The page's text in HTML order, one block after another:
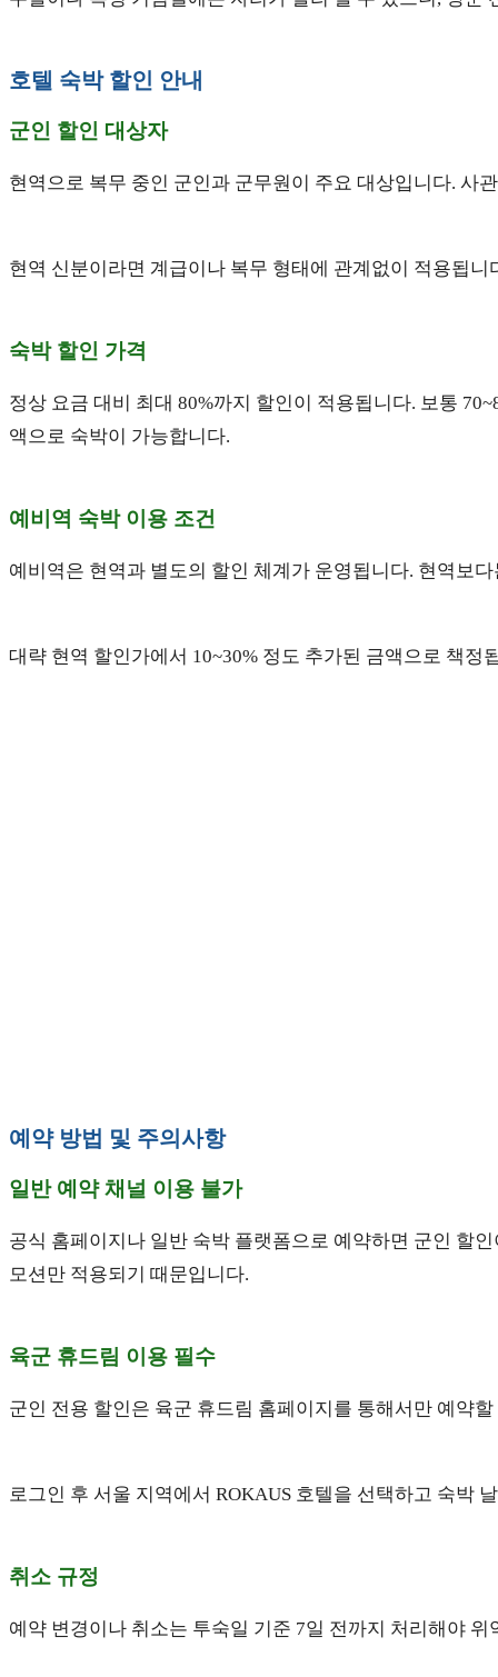
호텔 숙박 할인 안내
군인 할인 대상자
현역으로 복무 중인 군인과 군무원이 주요 대상입니다. 사
현역 신분이라면 계급이나 복무 형태에 관계없이 적용됩니
숙박 할인 가격
정상 요금 대비 최대 80%까지 할인이 적용됩니다. 보통
액으로 숙박이 가능합니다.
예비역 숙박 이용 조건
예비역은 현역과 별도의 할인 체계가 운영됩니다. 현역보
대략 현역 할인가에서 10~30% 정도 추가된 금액으로 책정
예약 방법 및 주의사항
일반 예약 채널 이용 불가
공식 홈페이지나 일반 숙박 플랫폼으로 예약하면 군인 할
모션만 적용되기 때문입니다.
육군 휴드림 이용 필수
군인 전용 할인은 육군 휴드림 홈페이지를 통해서만 예약
로그인 후 서울 지역에서 ROKAUS 호텔을 선택하고 숙박
취소 규정
예약 변경이나 취소는 투숙일 기준 7일 전까지 처리해야